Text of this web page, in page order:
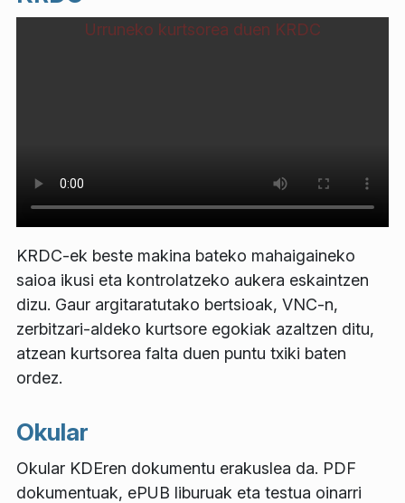
Urruneko kurtsorea duen KRDC
KRDC-ek beste makina bateko mahaigaineko
saioa ikusi eta kontrolatzeko aukera eskaintzen
dizu. Gaur argitaratutako bertsioak, VNC-n,
zerbitzari-aldeko kurtsore egokiak azaltzen ditu,
atzean kurtsorea falta duen puntu txiki baten
ordez.
Okular
Okular KDEren dokumentu erakuslea da. PDF
dokumentuak, ePUB liburuak eta testua oinarri